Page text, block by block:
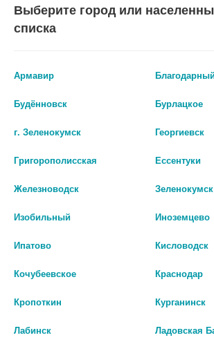
Перед применением необходимо
нет в наличии
Цены на сайте могут отличаться от цен в
оформлении заказа.
Выберите город или
списка
Армавир
Будённовск Бурлацкое
г. Зеленокумск Георгиевск
Григорополисская Ессентуки
Железноводск Зеленокумск
Изобильный Иноземцево
Ипатово Кисловодск
Кочубеевское Краснодар
Кропоткин Курганинск
Лабинск Ладовская